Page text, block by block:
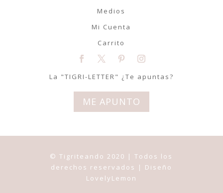
Medios
Mi Cuenta
Carrito
La "TIGRI-LETTER" ¿Te apuntas?
ME APUNTO
© Tigriteando 2020 | Todos los
derechos reservados | Diseño
LovelyLemon